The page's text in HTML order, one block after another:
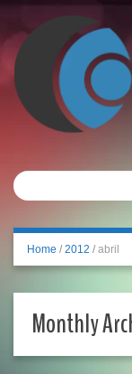
Home / 2012 / abril
Monthly